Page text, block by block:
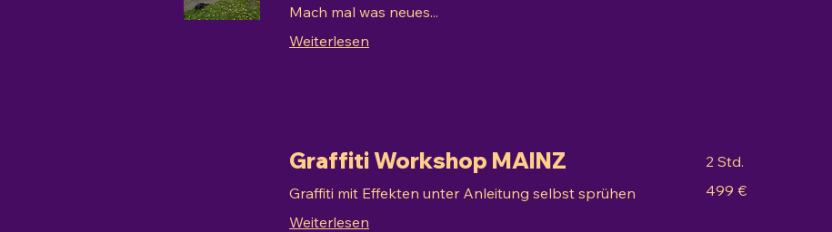
Mach mal was neues...
Weiterlesen
Graffiti Workshop MAINZ
Graffiti mit Effekten unter Anleitung selbst sprühen
Weiterlesen
2 Std.
Euro
499 €